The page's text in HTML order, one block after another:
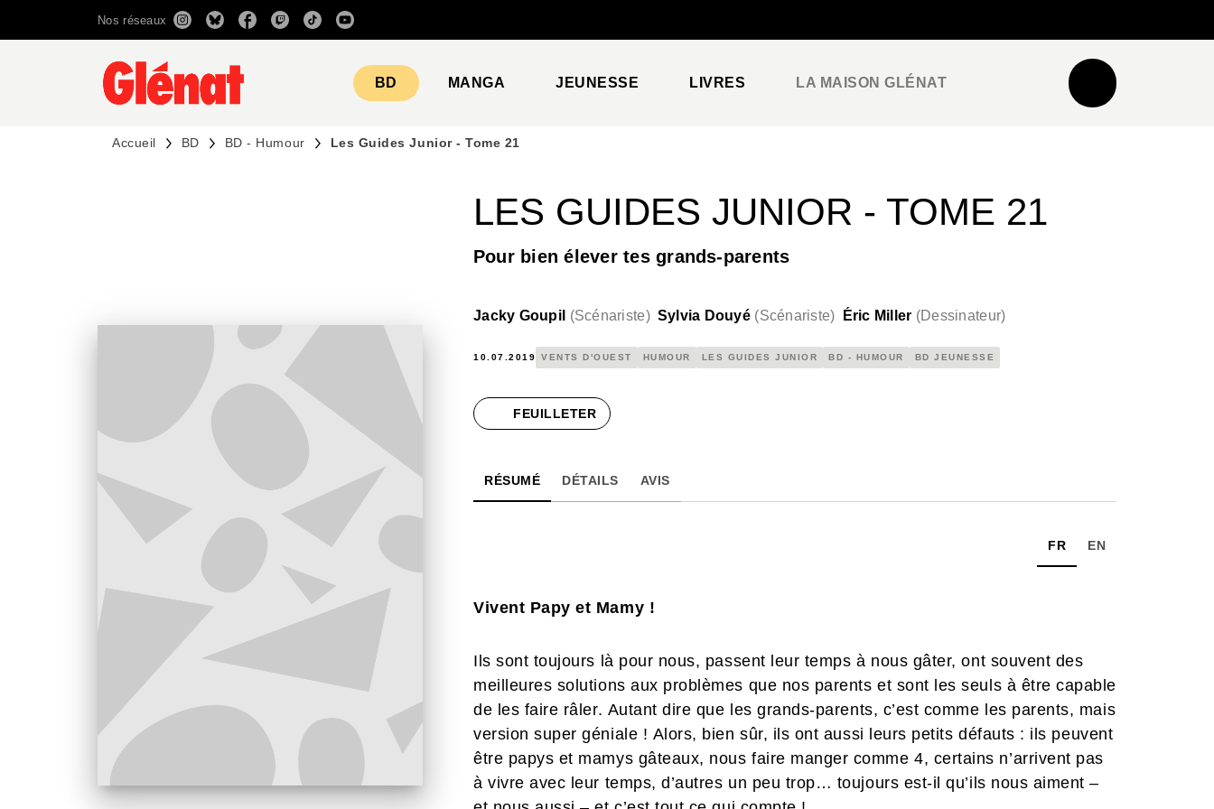
RECHERCHE CONTENU
Nos réseaux
BD MANGA JEUNESSE LIVRES LA MAISON GLÉNAT
Accueil BD BD - Humour Les Guides Junior - Tome 21
LES GUIDES JUNIOR - TOME 21
Pour bien élever tes grands-parents
Jacky Goupil (Scénariste) Sylvia Douyé (Scénariste) Éric Miller (Dessinateur)
10.07.2019 VENTS D'OUEST HUMOUR LES GUIDES JUNIOR BD - HUMOUR BD JEUNESSE
FEUILLETER
RÉSUMÉ DÉTAILS AVIS
FR EN
Vivent Papy et Mamy !
Ils sont toujours là pour nous, passent leur temps à nous gâter, ont souvent des
meilleures solutions aux problèmes que nos parents et sont les seuls à être capable
de les faire râler. Autant dire que les grands-parents, c’est comme les parents, mais
version super géniale ! Alors, bien sûr, ils ont aussi leurs petits défauts : ils peuvent
être papys et mamys gâteaux, nous faire manger comme 4, certains n’arrivent pas
à vivre avec leur temps, d’autres un peu trop… toujours est-il qu’ils nous aiment –